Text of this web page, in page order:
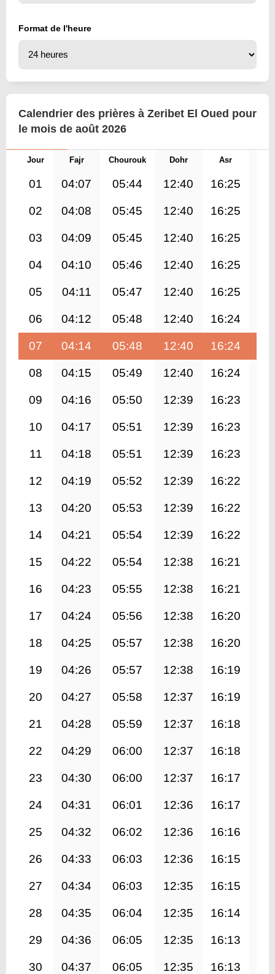
Format de l'heure
Calendrier des prières à Zeribet El Oued pour
le mois de août 2026
Jour Fajr Chourouk Dohr Asr
01 04:07 05:44 12:40 16:25
02 04:08 05:45 12:40 16:25
03 04:09 05:45 12:40 16:25
04 04:10 05:46 12:40 16:25
05 04:11 05:47 12:40 16:25
06 04:12 05:48 12:40 16:24
07 04:14 05:48 12:40 16:24
08 04:15 05:49 12:40 16:24
09 04:16 05:50 12:39 16:23
10 04:17 05:51 12:39 16:23
11 04:18 05:51 12:39 16:23
12 04:19 05:52 12:39 16:22
13 04:20 05:53 12:39 16:22
14 04:21 05:54 12:39 16:22
15 04:22 05:54 12:38 16:21
16 04:23 05:55 12:38 16:21
17 04:24 05:56 12:38 16:20
18 04:25 05:57 12:38 16:20
19 04:26 05:57 12:38 16:19
20 04:27 05:58 12:37 16:19
21 04:28 05:59 12:37 16:18
22 04:29 06:00 12:37 16:18
23 04:30 06:00 12:37 16:17
24 04:31 06:01 12:36 16:17
25 04:32 06:02 12:36 16:16
26 04:33 06:03 12:36 16:15
27 04:34 06:03 12:35 16:15
28 04:35 06:04 12:35 16:14
29 04:36 06:05 12:35 16:13
30 04:37 06:05 12:35 16:13